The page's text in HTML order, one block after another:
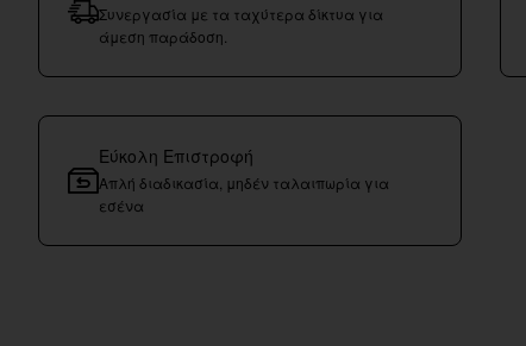
Συνεργασία με τα ταχύτερα δίκτυα για
άμεση παράδοση.
Εύκολη Επιστροφή
Απλή διαδικασία, μηδέν ταλαιπωρία για
εσένα